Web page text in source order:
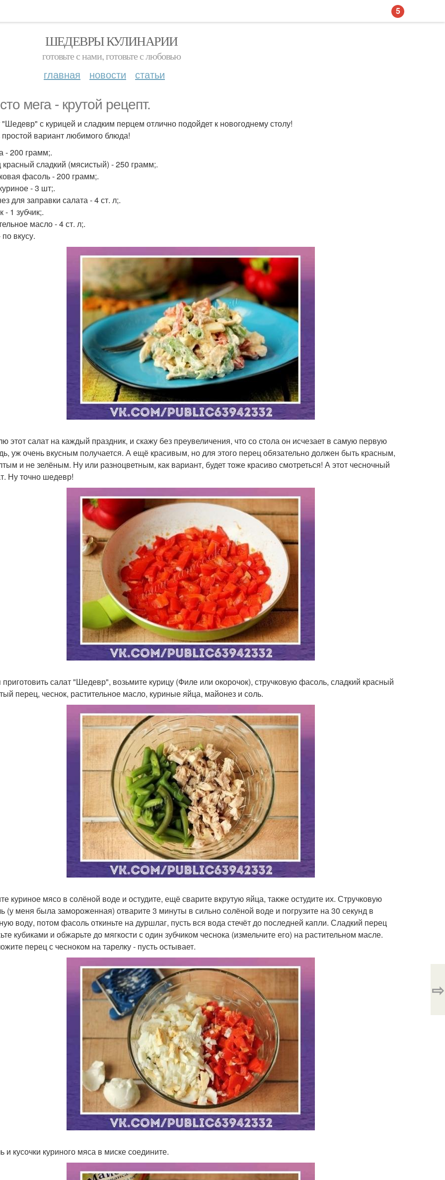
ШЕДЕВРЫ КУЛИНАРИИ
готовьте с нами, готовьте с любовью
главная новости статьи
мега - крутой рецепт.
с курицей и сладким перцем отлично подойдет к новогоднему столу!
вариант любимого блюда!
- 200 грамм;.
сладкий (мясистый) - 250 грамм;.
фасоль - 200 грамм;.
- 3 шт;.
для заправки салата - 4 ст. л;.
- 1 зубчик;.
масло - 4 ст. л;.
вкусу.
этот салат на каждый праздник, и скажу без преувеличения, что со стола он исчезает в самую первую
уж очень вкусным получается. А ещё красивым, но для этого перец обязательно должен быть красным,
и не зелёным. Ну или разноцветным, как вариант, будет тоже красиво смотреться! А этот чесночный
Ну точно шедевр!
салат "Шедевр", возьмите курицу (Филе или окорочок), стручковую фасоль, сладкий красный
перец, чеснок, растительное масло, куриные яйца, майонез и соль.
куриное мясо в солёной воде и остудите, ещё сварите вкрутую яйца, также остудите их. Стручковую
(у меня была замороженная) отварите 3 минуты в сильно солёной воде и погрузите на 30 секунд в
воду, потом фасоль откиньте на дуршлаг, пусть вся вода стечёт до последней капли. Сладкий перец
кубиками и обжарьте до мягкости с один зубчиком чеснока (измельчите его) на растительном масле.
перец с чесноком на тарелку - пусть остывает.
и кусочки куриного мяса в миске соедините.
⇨
5